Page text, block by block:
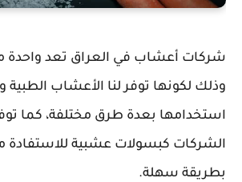
شركات أعشاب في العراق تعد واحدة
وذلك لكونها توفر لنا الأعشاب الطبية
استخدامها بعدة طرق مختلفة، كما
الشركات كبسولات عشبية للاستفادة
بطريقة سهلة.